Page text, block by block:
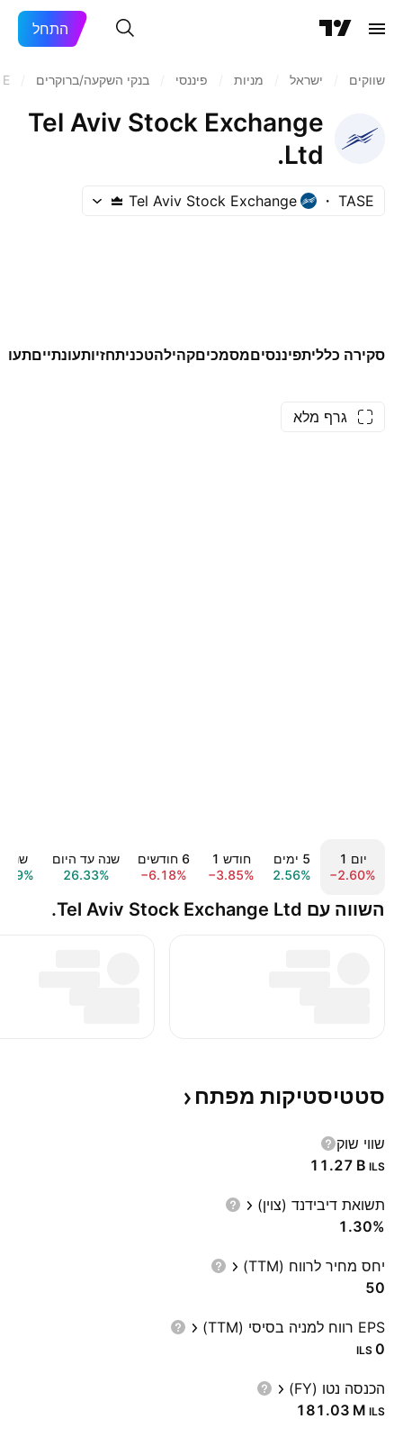
התחל
שווקים ישראל מניות‏ פיננסי בנקי השקעה/ברוקרים
Tel Aviv Stock Exchange
Ltd.
TASE
Tel Aviv Stock Exchange
סקירה כלליתפיננסיםמסמכיםקהילהטכניתחזיותעונתיים
גרף מלא
יום ‎1‎
−2.60%
‎5‎ ימים
2.56%
חודש ‎1‎
−3.85%
‎6‎ חודשים
−6.18%
שנה עד היום
26.33%
שנה ‎1‎
השווה עם Tel Aviv Stock Exchange Ltd.
סטטיסטיקות מפתח
שווי שוק
‪11.27 B‬ ILS
תשואת דיבידנד (צוין)
1.30%
יחס מחיר לרווח (TTM)
50
EPS רווח למניה בסיסי (TTM)
0
ILS
הכנסה נטו (FY)
‪181.03 M‬ ILS